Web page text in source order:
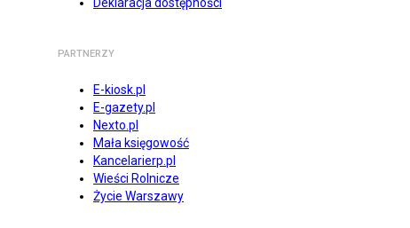
PARTNERZY
E-kiosk.pl
E-gazety.pl
Nexto.pl
Mała księgowość
Kancelarierp.pl
Wieści Rolnicze
Życie Warszawy